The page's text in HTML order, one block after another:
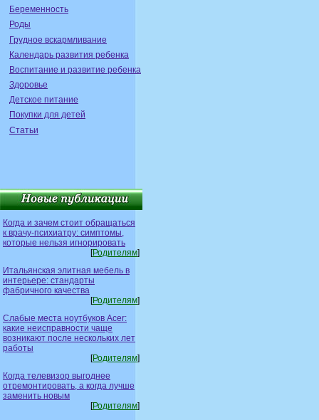
Беременность
Роды
Грудное вскармливание
Календарь развития ребенка
Воспитание и развитие ребенка
Здоровье
Детское питание
Покупки для детей
Статьи
Когда и зачем стоит обращаться
к врачу-психиатру: симптомы,
которые нельзя игнорировать
[Родителям]
Итальянская элитная мебель в
интерьере: стандарты
фабричного качества
[Родителям]
Слабые места ноутбуков Acer:
какие неисправности чаще
возникают после нескольких лет
работы
[Родителям]
Когда телевизор выгоднее
отремонтировать, а когда лучше
заменить новым
[Родителям]